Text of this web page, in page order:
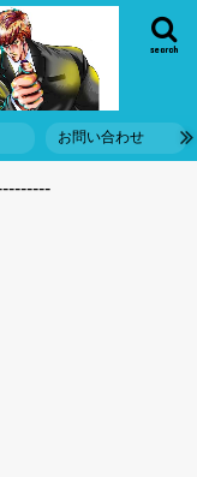
search
お問い合わせ